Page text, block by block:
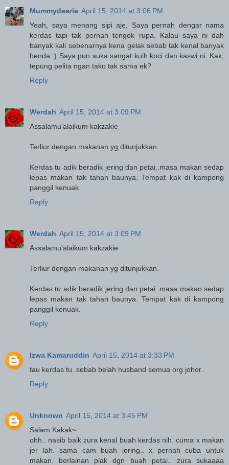
Mummydearie April 15, 2014 at 3:06 PM
Yeah, saya menang sipi aje. Saya pernah dengar nama
kerdas tapi tak pernah tengok rupa. Kalau saya ni dah
banyak kali sebenarnya kena gelak sebab tak kenal banyak
benda :) Saya pun suka sangat kuih koci dan kaswi ni. Kak,
tepung pelita ngan tako tak sama ek?
Reply
Werdah April 15, 2014 at 3:09 PM
Assalamu'alaikum kakzakie
Terliur dengan makanan yg ditunjukkan.
Kerdas tu adik beradik jering dan petai..masa makan sedap
lepas makan tak tahan baunya. Tempat kak di kampong
panggil kenuak.
Reply
Werdah April 15, 2014 at 3:09 PM
Assalamu'alaikum kakzakie
Terliur dengan makanan yg ditunjukkan.
Kerdas tu adik beradik jering dan petai..masa makan sedap
lepas makan tak tahan baunya. Tempat kak di kampong
panggil kenuak.
Reply
Izwa Kamaruddin April 15, 2014 at 3:33 PM
tau kerdas tu..sebab belah husband semua org johor..
Reply
Unknown April 15, 2014 at 3:45 PM
Salam Kakak~
ohh.. nasib baik zura kenal buah kerdas nih. cuma x makan
jer lah. sama cam buah jering.. x pernah cuba untuk
makan. berlainan plak dgn buah petai.. zura sukaaaa